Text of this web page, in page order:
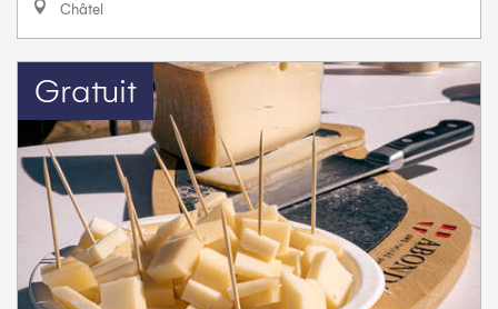
Châtel
Gratuit